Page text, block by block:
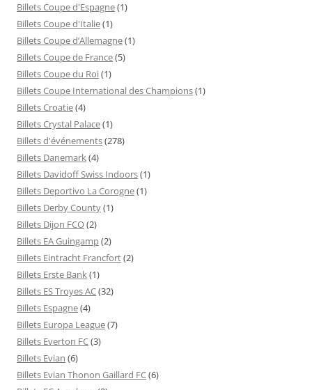
Billets Coupe d'Espagne(1)
Billets Coupe d'Italie(1)
Billets Coupe d’Allemagne(1)
Billets Coupe de France(5)
Billets Coupe du Roi(1)
Billets Coupe International des Champions(1)
Billets Croatie(4)
Billets Crystal Palace(1)
Billets d'événements(278)
Billets Danemark(4)
Billets Davidoff Swiss Indoors(1)
Billets Deportivo La Corogne(1)
Billets Derby County(1)
Billets Dijon FCO(2)
Billets EA Guingamp(2)
Billets Eintracht Francfort(2)
Billets Erste Bank(1)
Billets ES Troyes AC(32)
Billets Espagne(4)
Billets Europa League(7)
Billets Everton FC(3)
Billets Evian (6)
Billets Evian Thonon Gaillard FC(6)